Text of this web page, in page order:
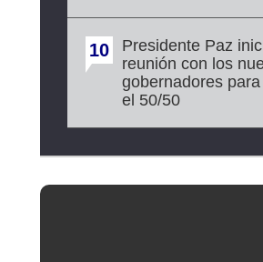
10
Presidente Paz
reunión con los
gobernadores
el 50/50